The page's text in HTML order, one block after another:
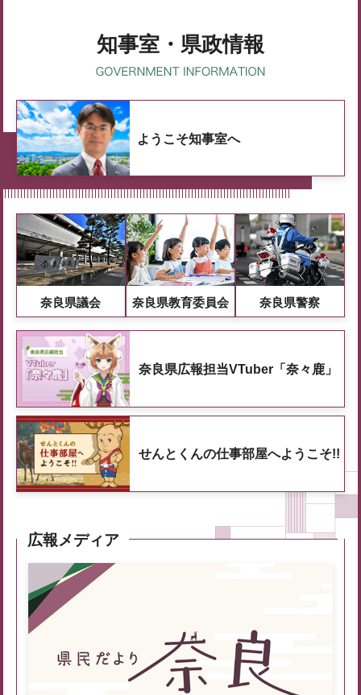
知事室・県政情報
ようこそ知事室へ
奈良県議会 奈良県教育委員会 奈良県警察
奈良県広報担当VTuber「奈々鹿」
せんとくんの仕事部屋へようこそ!!
広報メディア